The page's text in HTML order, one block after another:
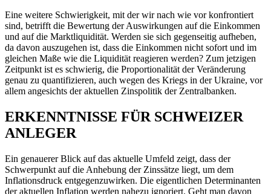
Eine weitere Schwierigkeit, mit der wir nach wie vor konfrontiert
sind, betrifft die Bewertung der Auswirkungen auf die Einkommen
und auf die Marktliquidität. Werden sie sich gegenseitig aufheben,
da davon auszugehen ist, dass die Einkommen nicht sofort und im
gleichen Maße wie die Liquidität reagieren werden? Zum jetzigen
Zeitpunkt ist es schwierig, die Proportionalität der Veränderung
genau zu quantifizieren, auch wegen des Kriegs in der Ukraine, vor
allem angesichts der aktuellen Zinspolitik der Zentralbanken.
ERKENNTNISSE FÜR SCHWEIZER
ANLEGER
Ein genauerer Blick auf das aktuelle Umfeld zeigt, dass der
Schwerpunkt auf die Anhebung der Zinssätze liegt, um dem
Inflationsdruck entgegenzuwirken. Die eigentlichen Determinanten
der aktuellen Inflation werden nahezu ignoriert. Geht man davon